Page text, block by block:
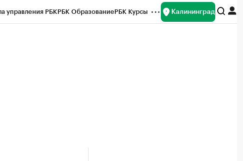
управления РБКРБК ОбразованиеРБК Курсы Калининград